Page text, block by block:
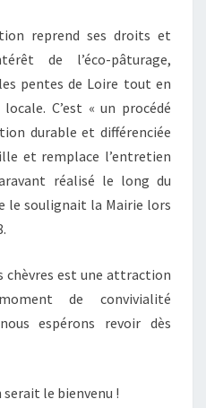
S
?
reprend ses droits et
de l’éco-pâturage,
pentes de Loire tout en
C’est « un procédé
durable et différenciée
et remplace l’entretien
réalisé le long du
le soulignait la Mairie lors
chèvres est une attraction
de convivialité
espérons revoir dès
le bienvenu !